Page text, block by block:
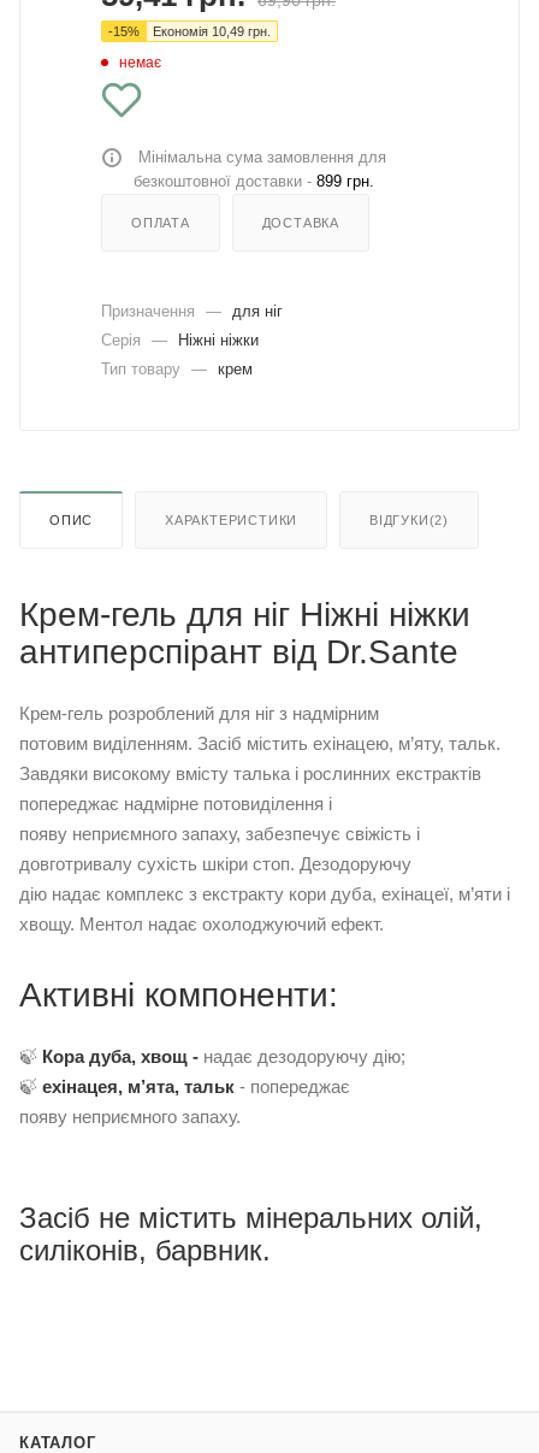
-15% Економія 10,49 грн.
немає
Мінімальна сума замовлення для
безкоштовної доставки - 899 грн.
ОПЛАТА ДОСТАВКА
Призначення —
для ніг
Серія
—
Ніжні ніжки
Тип товару — крем
ОПИС ХАРАКТЕРИСТИКИ ВІДГУКИ(2)
Крем-гель для ніг Ніжні ніжки
антиперспірант від Dr.Sante
Крем-гель розроблений для ніг з надмірним
потовим виділенням. Засіб містить ехінацею, м’яту, тальк.
Завдяки високому вмісту талька і рослинних екстрактів
попереджає надмірне потовиділення і
появу неприємного запаху, забезпечує свіжість і
довготривалу сухість шкіри стоп. Дезодоруючу
дію надає комплекс з екстракту кори дуба, ехінацеї, м’яти і
хвощу. Ментол надає охолоджуючий ефект.
Активні компоненти:
🍃 Кора дуба, хвощ - надає дезодоруючу дію;
🍃 ехінацея, м’ята, тальк - попереджає
появу неприємного запаху.
Засіб не містить мінеральних олій,
силіконів, барвник.
КАТАЛОГ